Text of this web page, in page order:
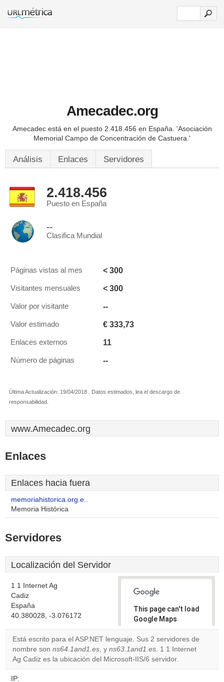
Amecadec.org
Amecadec está en el puesto 2.418.456 en España. 'Asociación
Memorial Campo de Concentración de Castuera.'
Análisis Enlaces Servidores
2.418.456
Puesto en España
--
Clasifica Mundial
Páginas vistas al mes < 300
Visitantes mensuales < 300
Valor por visitante --
Valor estimado € 333,73
Enlaces externos 11
Número de páginas --
Última Actualización: 19/04/2018 . Datos estimados, lea el descargo de
responsabilidad.
www.Amecadec.org
Enlaces
Enlaces hacia fuera
memoriahistorica.org.e..
Memoria Histórica
Servidores
Localización del Servidor
1 1 Internet Ag
Cadiz
España
40.380028, -3.076172
This page can't load
Google Maps
correctly.
Do you
own this
Está escrito para el ASP.NET lenguaje. Sus 2 servidores de
nombre son ns64.1and1.es, y ns63.1and1.es. 1 1 Internet
Ag Cadiz es la ubicación del Microsoft-IIS/6 servidor.
IP: